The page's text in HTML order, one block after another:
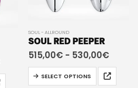
SOUL - ALLROUND
SOUL RED PEEPER
515,00€ - 530,00€
SELECT OPTIONS